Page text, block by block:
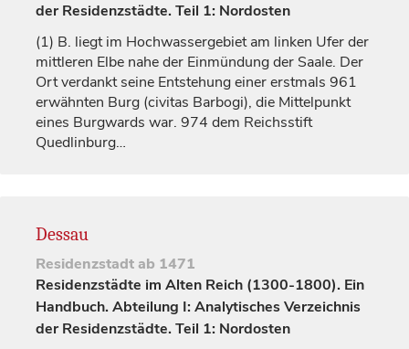
der Residenzstädte. Teil 1: Nordosten
(1) B. liegt im Hochwassergebiet am linken Ufer der
mittleren Elbe nahe der Einmündung der Saale. Der
Ort verdankt seine Entstehung einer erstmals 961
erwähnten Burg (civitas Barbogi), die Mittelpunkt
eines Burgwards war. 974 dem Reichsstift
Quedlinburg…
Dessau
Residenzstadtab 1471
Residenzstädte im Alten Reich (1300-1800). Ein
Handbuch. Abteilung I: Analytisches Verzeichnis
der Residenzstädte. Teil 1: Nordosten